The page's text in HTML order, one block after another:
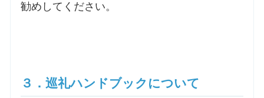
勧めしてください。
３．巡礼ハンドブックについて